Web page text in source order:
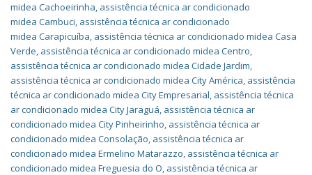
midea Cachoeirinha, assistência técnica ar condicionado
midea Cambuci, assistência técnica ar condicionado
midea Carapicuíba, assistência técnica ar condicionado midea Casa
Verde, assistência técnica ar condicionado midea Centro,
assistência técnica ar condicionado midea Cidade Jardim,
assistência técnica ar condicionado midea City América, assistência
técnica ar condicionado midea City Empresarial, assistência técnica
ar condicionado midea City Jaraguá, assistência técnica ar
condicionado midea City Pinheirinho, assistência técnica ar
condicionado midea Consolação, assistência técnica ar
condicionado midea Ermelino Matarazzo, assistência técnica ar
condicionado midea Freguesia do O, assistência técnica ar